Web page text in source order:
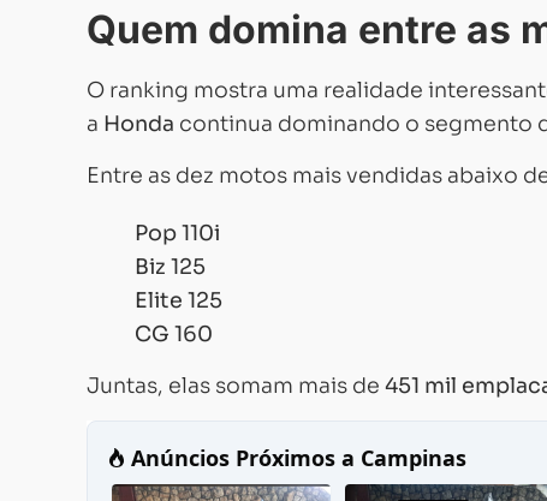
Quem domina entre as
O ranking mostra uma realidade
a Honda continua dominando o segmento
Entre as dez motos mais vendidas abaixo
Pop 110i
Biz 125
Elite 125
CG 160
Juntas, elas somam mais de 451 mil